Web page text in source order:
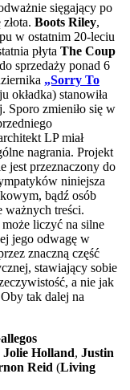
sięgający po
Boots Riley,
w ostatnim 20-leciu
płyta The Coup
sprzedaży ponad 6
„Sorry To
okładka) stanowiła
Sporo zmieniło się w
LP miał
nagrania. Projekt
jest przeznaczony do
niniejsza
bądź osób
ważnych treści.
może liczyć na silne
jego odwagę w
znaczną część
stawiający sobie
a nie jak
tak dalej na
Jolie Holland, Justin
Reid (Living